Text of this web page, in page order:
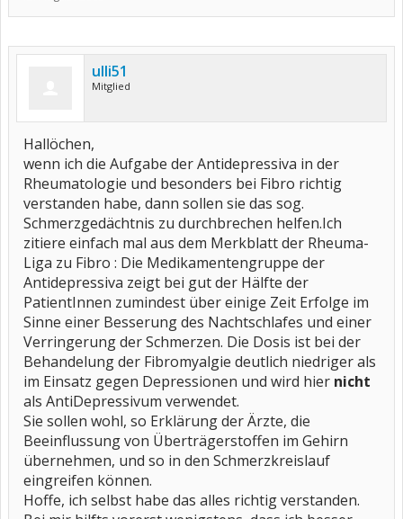
ulli51
Mitglied
Hallöchen,
wenn ich die Aufgabe der Antidepressiva in der
Rheumatologie und besonders bei Fibro richtig
verstanden habe, dann sollen sie das sog.
Schmerzgedächtnis zu durchbrechen helfen.Ich
zitiere einfach mal aus dem Merkblatt der Rheuma-
Liga zu Fibro : Die Medikamentengruppe der
Antidepressiva zeigt bei gut der Hälfte der
PatientInnen zumindest über einige Zeit Erfolge im
Sinne einer Besserung des Nachtschlafes und einer
Verringerung der Schmerzen. Die Dosis ist bei der
Behandelung der Fibromyalgie deutlich niedriger als
im Einsatz gegen Depressionen und wird hier nicht
als AntiDepressivum verwendet.
Sie sollen wohl, so Erklärung der Ärzte, die
Beeinflussung von Überträgerstoffen im Gehirn
übernehmen, und so in den Schmerzkreislauf
eingreifen können.
Hoffe, ich selbst habe das alles richtig verstanden.